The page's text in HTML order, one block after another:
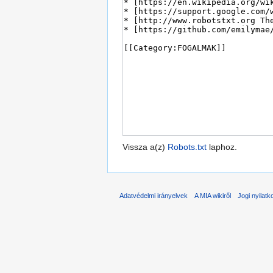
Vissza a(z) Robots.txt laphoz.
Adatvédelmi irányelvek A MIA wikiről Jogi